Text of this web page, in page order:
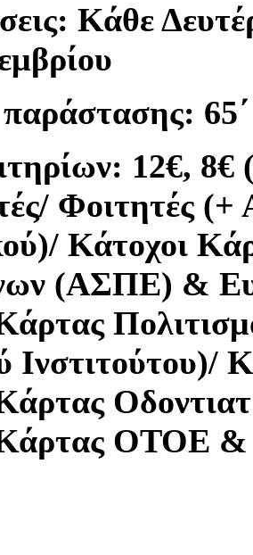
Κάθε
65΄
12€,
Φοιτητές (+
Κάτοχοι
(ΑΣΠΕ) &
Κάρτας ΟΤΟΕ